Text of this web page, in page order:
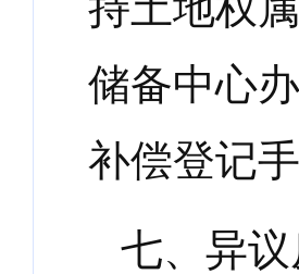
储备中心
补偿登记
七、异